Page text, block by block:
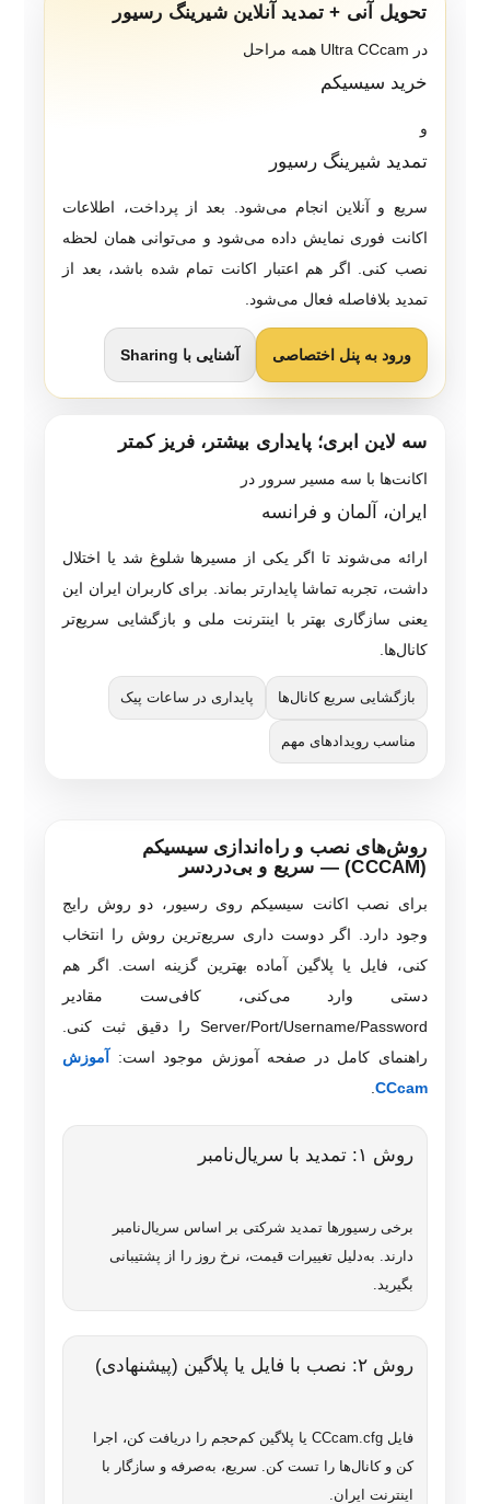
تحویل آنی + تمدید آنلاین شیرینگ رسیور
در Ultra CCcam همه مراحل
خرید سیسیکم
و
تمدید شیرینگ رسیور
سریع و آنلاین انجام می‌شود. بعد از پرداخت، اطلاعات
اکانت فوری نمایش داده می‌شود و می‌توانی همان لحظه
نصب کنی. اگر هم اعتبار اکانت تمام شده باشد، بعد از
تمدید بلافاصله فعال می‌شود.
ورود به پنل اختصاصی آشنایی با Sharing
سه لاین ابری؛ پایداری بیشتر، فریز کمتر
اکانت‌ها با سه مسیر سرور در
ایران، آلمان و فرانسه
ارائه می‌شوند تا اگر یکی از مسیرها شلوغ شد یا اختلال
داشت، تجربه تماشا پایدارتر بماند. برای کاربران ایران این
یعنی سازگاری بهتر با اینترنت ملی و بازگشایی سریع‌تر
کانال‌ها.
بازگشایی سریع کانال‌ها پایداری در ساعات پیک
مناسب رویدادهای مهم
روش‌های نصب و راه‌اندازی سیسیکم
(CCCAM) — سریع و بی‌دردسر
برای نصب اکانت سیسیکم روی رسیور، دو روش رایج
وجود دارد. اگر دوست داری سریع‌ترین روش را انتخاب
کنی، فایل یا پلاگین آماده بهترین گزینه است. اگر هم
دستی وارد می‌کنی، کافی‌ست مقادیر
Server/Port/Username/Password را دقیق ثبت کنی.
راهنمای کامل در صفحه آموزش موجود است:
آموزش
CCcam
روش ۱: تمدید با سریال‌نامبر
برخی رسیورها تمدید شرکتی بر اساس سریال‌نامبر
دارند. به‌دلیل تغییرات قیمت، نرخ روز را از پشتیبانی
بگیرید.
روش ۲: نصب با فایل یا پلاگین (پیشنهادی)
فایل CCcam.cfg یا پلاگین کم‌حجم را دریافت کن، اجرا
کن و کانال‌ها را تست کن. سریع، به‌صرفه و سازگار با
اینترنت ایران.